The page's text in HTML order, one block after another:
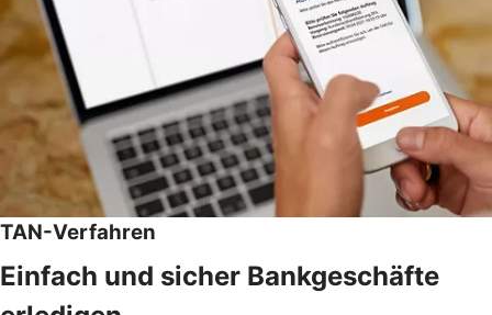
TAN-Verfahren
Einfach und sicher Bankgeschäfte